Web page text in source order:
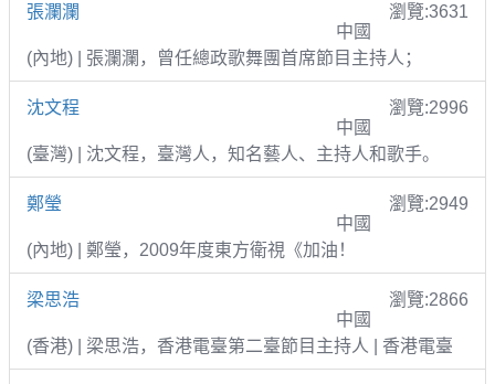
張瀾瀾
瀏覽:3631
中國
(內地) | 張瀾瀾，曾任總政歌舞團首席節目主持人；
沈文程
瀏覽:2996
中國
(臺灣) | 沈文程，臺灣人，知名藝人、主持人和歌手。
鄭瑩
瀏覽:2949
中國
(內地) | 鄭瑩，2009年度東方衛視《加油！
梁思浩
瀏覽:2866
中國
(香港) | 梁思浩，香港電臺第二臺節目主持人 | 香港電臺